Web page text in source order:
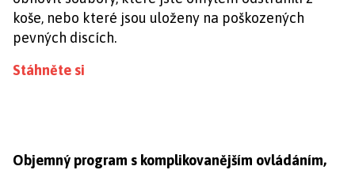
koše, nebo které jsou uloženy na poškozených
pevných discích.
Stáhněte si
Objemný program s komplikovanějším ovládáním,